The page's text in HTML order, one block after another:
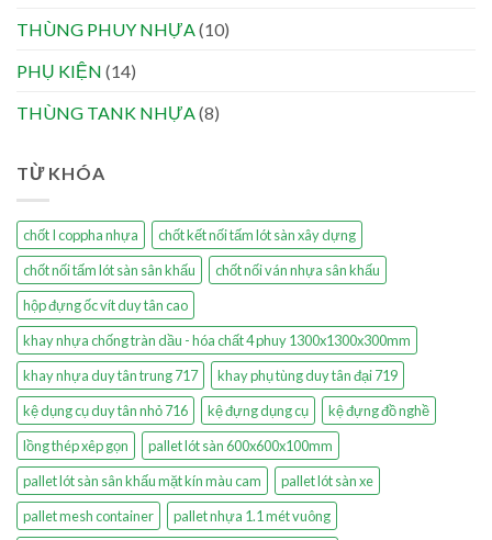
THÙNG PHUY NHỰA(10)
PHỤ KIỆN (14)
THÙNG TANK NHỰA(8)
TỪ KHÓA
chốt I coppha nhựa
chốt kết nối tấm lót sàn xây dựng
chốt nối tấm lót sàn sân khấu
chốt nối ván nhựa sân khấu
hộp đựng ốc vít duy tân cao
khay nhựa chống tràn dầu - hóa chất 4 phuy 1300x1300x300mm
khay nhựa duy tân trung 717
khay phụ tùng duy tân đại 719
kệ dụng cụ duy tân nhỏ 716
kệ đựng dụng cụ
kệ đựng đồ nghề
lồng thép xêp gọn
pallet lót sàn 600x600x100mm
pallet lót sàn sân khấu mặt kín màu cam
pallet lót sàn xe
pallet mesh container
pallet nhựa 1.1 mét vuông